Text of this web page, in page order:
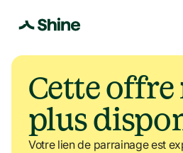
Cette offre
plus
Votre lien de parrainage est